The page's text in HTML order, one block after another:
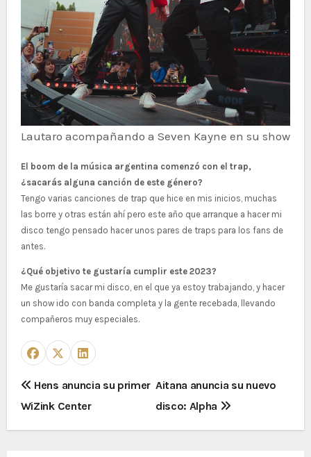
Lautaro acompañando a Seven Kayne en su show
El boom de la música argentina comenzó con el trap,
¿sacarás alguna canción de este género?
Tengo varias canciones de trap que hice en mis inicios, muchas
las borre y otras están ahí pero este año que arranque a hacer mi
disco tengo pensado hacer unos pares de traps para los fans de
antes.
¿Qué objetivo te gustaría cumplir este 2023?
Me gustaría sacar mi disco, en el que ya estoy trabajando, y hacer
un show ido con banda completa y la gente recebada, llevando
compañeros muy especiales.
N
a
Hens anuncia su primer
WiZink Center
Aitana anuncia su nuevo
disco: Alpha